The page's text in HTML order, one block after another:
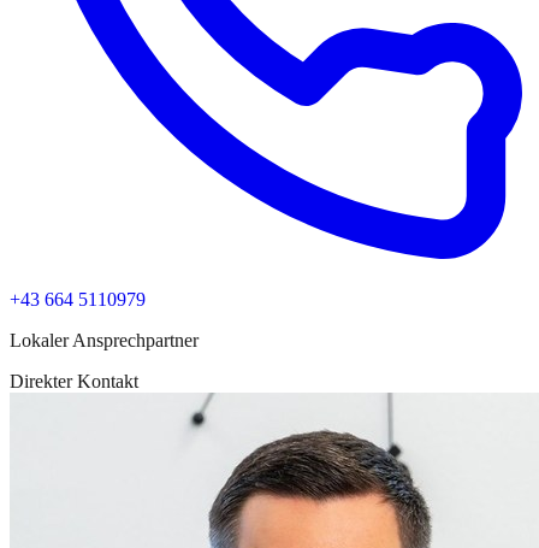
+43 664 5110979
Lokaler Ansprechpartner
Direkter Kontakt